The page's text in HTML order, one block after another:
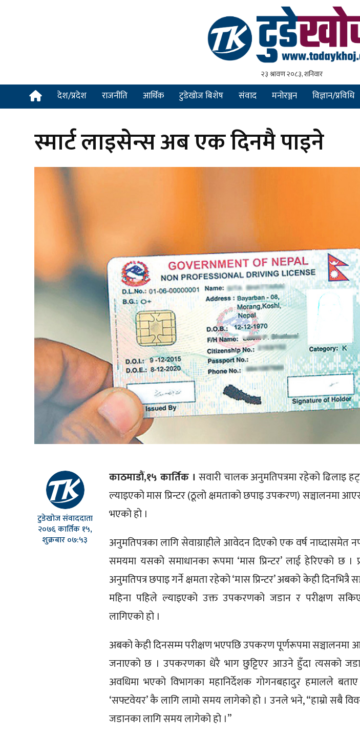
देश/प्रदेश राजनीति आर्थिक टुडेखोज बिशेष संवाद मनोरञ्जन विज्ञान/प्रविधि
स्मार्ट लाइसेन्स अब एक दिनमै पाइने
टुडेखोज संवाददाता
२०७६ कार्तिक १५,
शुक्रबार ०७:५३
काठमाडौं,१५ कार्तिक । सवारी चालक अनुमतिपत्रमा रहेको ढिलाइ
ल्याइएको मास प्रिन्टर (ठूलो क्षमताको छपाइ उपकरण) सञ्चालनमा
भएको हो ।
अनुमतिपत्रका लागि सेवाग्राहीले आवेदन दिएको एक वर्ष नाघ्दासमेत
समयमा यसको समाधानका रूपमा ‘मास प्रिन्टर’ लाई हेरिएको छ
अनुमतिपत्र छपाइ गर्ने क्षमता रहेको ‘मास प्रिन्टर’ अबको केही
महिना पहिले ल्याइएको उक्त उपकरणको जडान र परीक्षण
लागिएको हो ।
अबको केही दिनसम्म परीक्षण भएपछि उपकरण पूर्णरूपमा सञ्चालनमा
जनाएको छ । उपकरणका धेरै भाग छुट्टिएर आउने हुँदा त्यसको
अवधिमा भएको विभागका महानिर्देशक गोगनबहादुर हमालले
‘सफ्टवेयर’ कै लागि लामो समय लागेको हो । उनले भने, “हाम्रो सबै
जडानका लागि समय लागेको हो ।”